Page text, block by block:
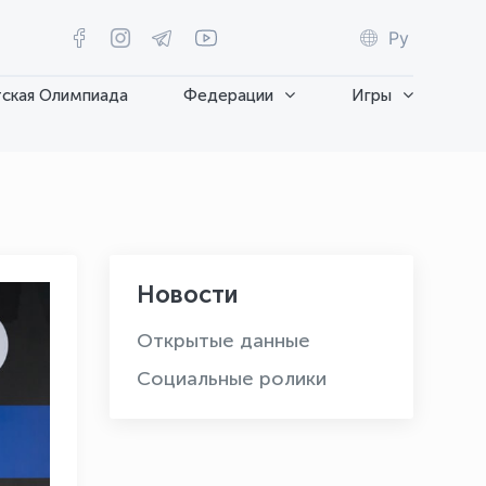
Ру
Олимпиада Федерации Игры
Новости
Открытые данные
Социальные ролики